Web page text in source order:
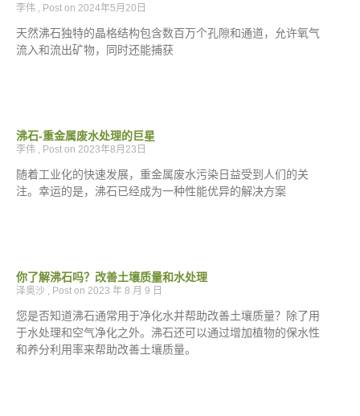
李伟 2024年5月20日
天然沸石独特的晶格结构包含数百万个孔隙和通道，允许氧气
流入和流出矿物，同时还能捕获
沸石-重金属废水处理的巨星
李伟 2023年8月23日
随着工业化的快速发展，重金属废水污染日益受到人们的关
注。幸运的是，沸石已经成为一种性能优异的解决方案
你了解沸石吗？改善土壤质量和水处理
泽奥沙 2023 年 8 月 9 日
您是否知道沸石通常用于净化水并帮助改善土壤质量？除了用
于水处理和空气净化之外。沸石还可以通过增加植物的保水性
和养分利用率来帮助改善土壤质量。